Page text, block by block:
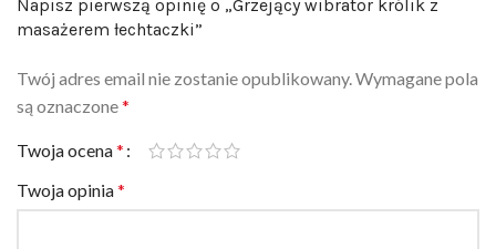
są oznaczone*
Twoja ocena
Twoja opinia